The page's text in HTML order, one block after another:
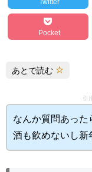
Twitter
Pocket
あとで読む
引
なんか質問あった
酒も飲めないし新